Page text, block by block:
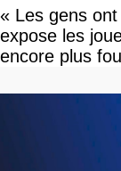
« Les gens
expose les
encore plus